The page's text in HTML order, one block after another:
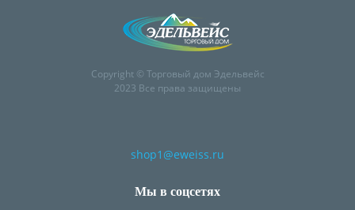
Copyright © Торговый дом Эдельвейс
2023 Все права защищены
shop1@eweiss.ru
Мы в соцсетях